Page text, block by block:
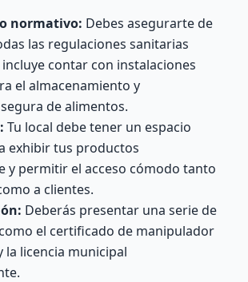
normativo: Debes asegurarte de
las regulaciones sanitarias
contar con instalaciones
el almacenamiento y
de alimentos.
Tu local debe tener un espacio
exhibir tus productos
y permitir el acceso cómodo tanto
a clientes.
Deberás presentar una serie de
el certificado de manipulador
la licencia municipal